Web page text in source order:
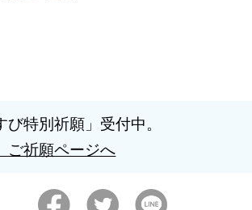
び特別祈願」受付中。
ご祈願ページへ